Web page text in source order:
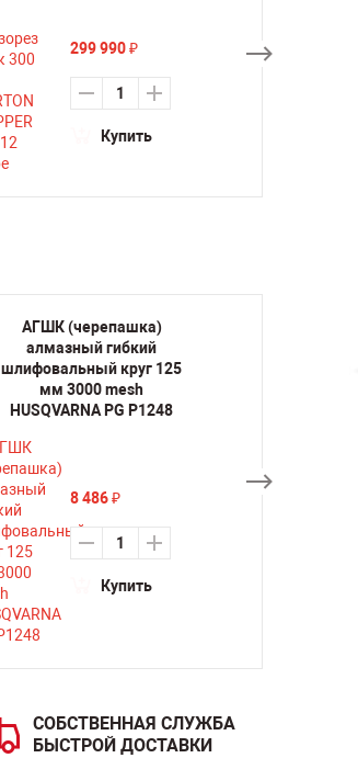
299 990 ₽
Купить
АГШК (черепашка)
алмазный гибкий
шлифовальный круг 125
мм 3000 mesh
HUSQVARNA PG P1248
8 486 ₽
Купить
СОБСТВЕННАЯ СЛУЖБА
БЫСТРОЙ ДОСТАВКИ